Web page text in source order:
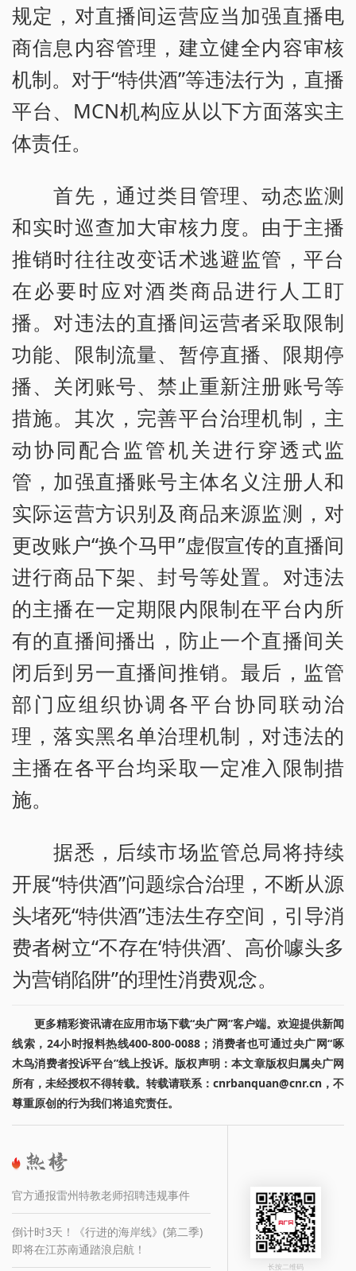
规定，对直播间运营应当加强直播电
商信息内容管理，建立健全内容审核
机制。对于“特供酒”等违法行为，直播
平台、MCN机构应从以下方面落实主
体责任。
首先，通过类目管理、动态监测
和实时巡查加大审核力度。由于主播
推销时往往改变话术逃避监管，平台
在必要时应对酒类商品进行人工盯
播。对违法的直播间运营者采取限制
功能、限制流量、暂停直播、限期停
播、关闭账号、禁止重新注册账号等
措施。其次，完善平台治理机制，主
动协同配合监管机关进行穿透式监
管，加强直播账号主体名义注册人和
实际运营方识别及商品来源监测，对
更改账户“换个马甲”虚假宣传的直播间
进行商品下架、封号等处置。对违法
的主播在一定期限内限制在平台内所
有的直播间播出，防止一个直播间关
闭后到另一直播间推销。最后，监管
部门应组织协调各平台协同联动治
理，落实黑名单治理机制，对违法的
主播在各平台均采取一定准入限制措
施。
据悉，后续市场监管总局将持续
开展“特供酒”问题综合治理，不断从源
头堵死“特供酒”违法生存空间，引导消
费者树立“不存在‘特供酒’、高价噱头多
为营销陷阱”的理性消费观念。
更多精彩资讯请在应用市场下载“央广网”客户端。欢迎提供新闻
线索，24小时报料热线400-800-0088；消费者也可通过央广网“啄
木鸟消费者投诉平台”线上投诉。版权声明：本文章版权归属央广网
所有，未经授权不得转载。转载请联系：cnrbanquan@cnr.cn，不
尊重原创的行为我们将追究责任。
官方通报雷州特教老师招聘违规事件
倒计时3天！《行进的海岸线》(第二季)
即将在江苏南通踏浪启航！
长按二维码